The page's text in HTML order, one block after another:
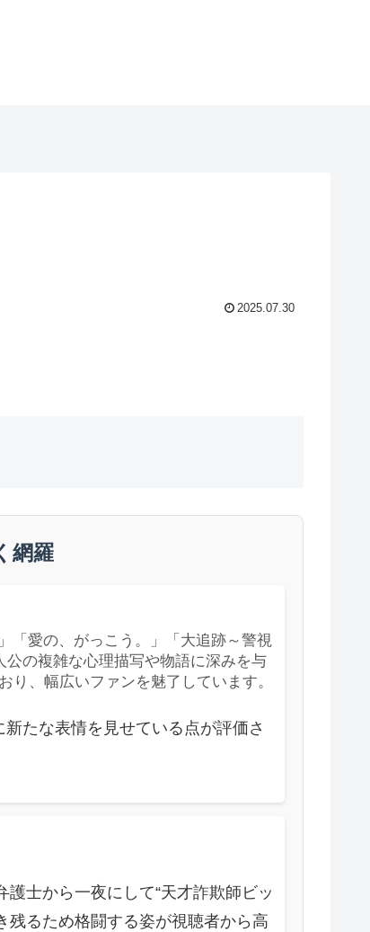
2025.07.30
網羅
「愛の、がっこう。」「大追跡～警視
の複雑な心理描写や物語に深みを与
、幅広いファンを魅了しています。
たな表情を見せている点が評価さ
士から一夜にして“天才詐欺師ビッ
残るため格闘する姿が視聴者から高